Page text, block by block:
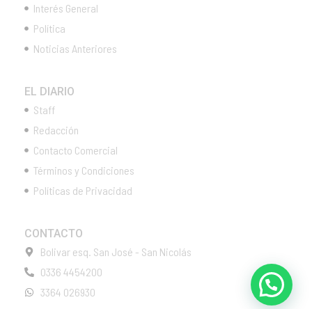
Interés General
Política
Noticias Anteriores
EL DIARIO
Staff
Redacción
Contacto Comercial
Términos y Condiciones
Políticas de Privacidad
CONTACTO
Bolivar esq. San José - San Nicolás
0336 4454200
3364 026930